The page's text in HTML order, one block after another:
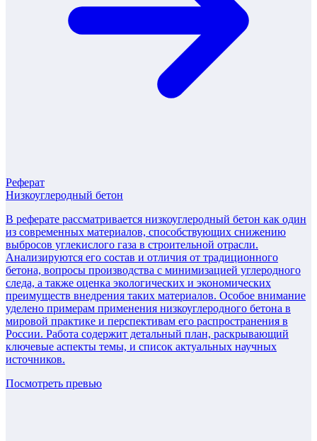
Реферат
Низкоуглеродный бетон
В реферате рассматривается низкоуглеродный бетон как один
из современных материалов, способствующих снижению
выбросов углекислого газа в строительной отрасли.
Анализируются его состав и отличия от традиционного
бетона, вопросы производства с минимизацией углеродного
следа, а также оценка экологических и экономических
преимуществ внедрения таких материалов. Особое внимание
уделено примерам применения низкоуглеродного бетона в
мировой практике и перспективам его распространения в
России. Работа содержит детальный план, раскрывающий
ключевые аспекты темы, и список актуальных научных
источников.
Посмотреть превью